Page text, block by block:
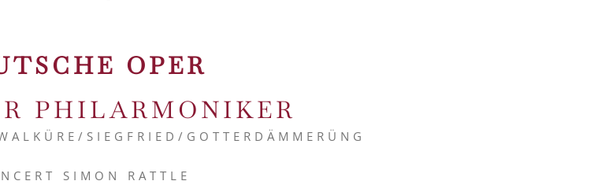
OPER
PHILARMONIKER
SIEGFRIED/GOTTERDÄMMERÜNG
SIMON RATTLE